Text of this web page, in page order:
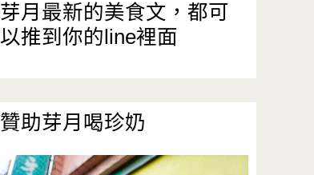
芽月最新的美食文，都可
以推到你的line裡面
贊助芽月喝珍奶